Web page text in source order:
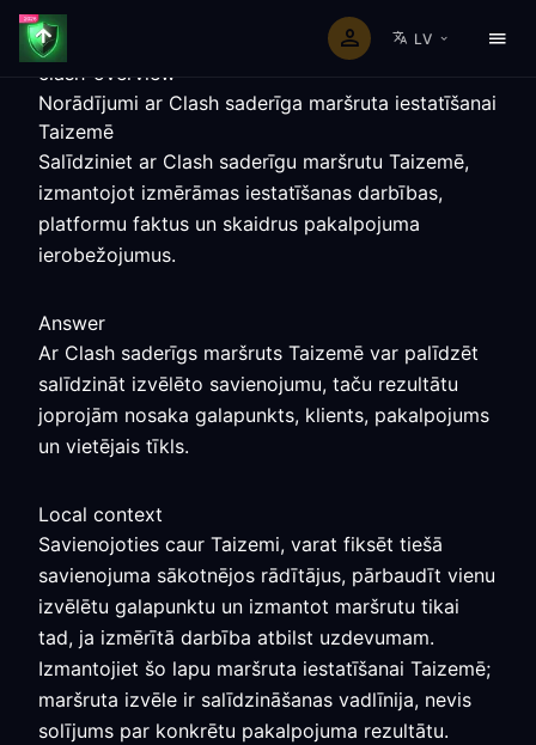
LV
clash-overview
Norādījumi ar Clash saderīga maršruta iestatīšanai
Taizemē
Salīdziniet ar Clash saderīgu maršrutu Taizemē,
izmantojot izmērāmas iestatīšanas darbības,
platformu faktus un skaidrus pakalpojuma
ierobežojumus.
Answer
Ar Clash saderīgs maršruts Taizemē var palīdzēt
salīdzināt izvēlēto savienojumu, taču rezultātu
joprojām nosaka galapunkts, klients, pakalpojums
un vietējais tīkls.
Local context
Savienojoties caur Taizemi, varat fiksēt tiešā
savienojuma sākotnējos rādītājus, pārbaudīt vienu
izvēlētu galapunktu un izmantot maršrutu tikai
tad, ja izmērītā darbība atbilst uzdevumam.
Izmantojiet šo lapu maršruta iestatīšanai Taizemē;
maršruta izvēle ir salīdzināšanas vadlīnija, nevis
solījums par konkrētu pakalpojuma rezultātu.